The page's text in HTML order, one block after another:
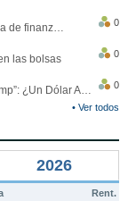
Los ciberataques sobre la industria de finanzas se han duplicado este año
0
las bolsas
0
Monedas y Efecto “post-Trump”: ¿Un Dólar Americano operando en rangos?
0
• Ver todos
2026
Rent.